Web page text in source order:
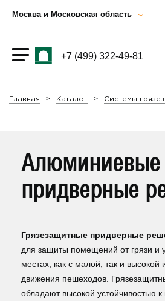
Москва и Московская область
+7 (499) 322-49-81
Главная Каталог Системы
Алюминиевые
придверные
Грязезащитные придверные
для защиты помещений от грязи и
местах, как с малой, так и высокой
движения пешеходов.
обладают высокой устойчивостью к